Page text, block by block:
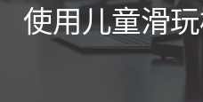
使用儿童滑